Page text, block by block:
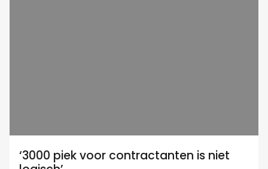
‘3000 piek voor contractanten is niet